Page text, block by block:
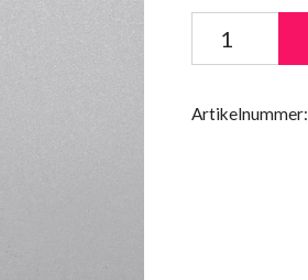
Artikelnummer: